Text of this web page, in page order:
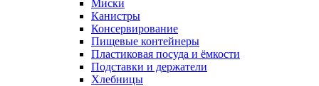
Миски
Канистры
Консервирование
Пищевые контейнеры
Пластиковая посуда и ёмкости
Подставки и держатели
Хлебницы